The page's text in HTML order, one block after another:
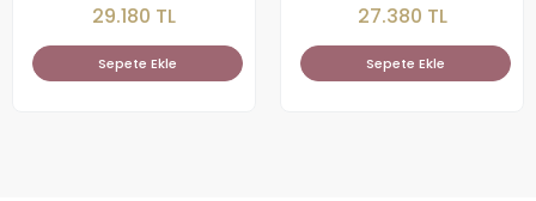
29.180 TL
Sepete Ekle
27.380 TL
Sepete Ekle